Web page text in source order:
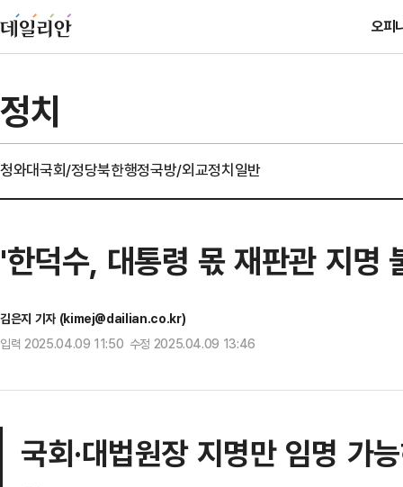
오피
정치
청와대국회/정당북한행정국방/외교정치일반
'한덕수, 대통령 몫 재판관 지
김은지 기자 (kimej@dailian.co.kr)
입력 2025.04.09 11:50 수정 2025.04.09 13:46
국회·대법원장 지명만 임명 가